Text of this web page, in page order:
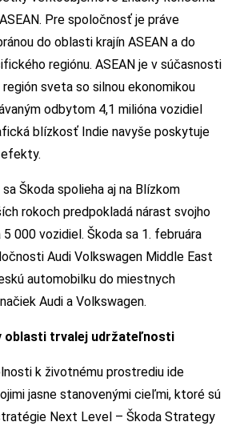
Pre spoločnosť je práve
do oblasti krajín ASEAN a do
regiónu. ASEAN je v súčasnosti
sveta so silnou ekonomikou
odbytom 4,1 milióna vozidiel
blízkosť Indie navyše poskytuje
Škoda spolieha aj na Blízkom
rokoch predpokladá nárast svojho
000 vozidiel. Škoda sa 1. februára
Audi Volkswagen Middle East
automobilku do miestnych
Audi a Volkswagen.
oblasti trvalej udržateľnosti
k životnému prostrediu ide
jasne stanovenými cieľmi, ktoré sú
Next Level – Škoda Strategy